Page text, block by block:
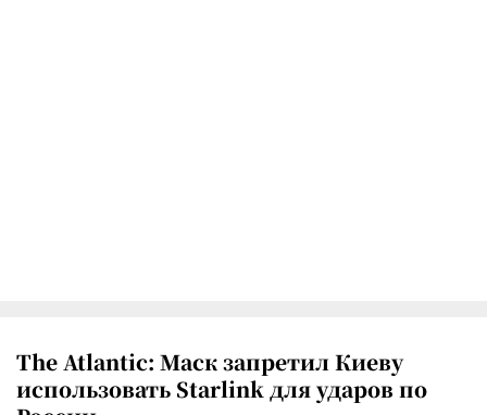
The Atlantic: Маск запретил Киеву
использовать Starlink для ударов по